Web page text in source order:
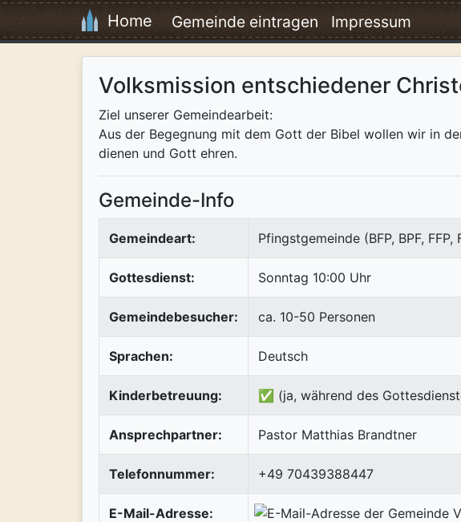
Home Gemeinde eintragen Impressum
Volksmission entschiedener
Ziel unserer Gemeindearbeit:
Aus der Begegnung mit dem Gott der Bibel wollen wir in
dienen und Gott ehren.
Gemeinde-Info
Gemeindeart: Pfingstgemeinde (BFP, BPF, FFP,
Gottesdienst: Sonntag 10:00 Uhr
Gemeindebesucher: ca. 10-50 Personen
Sprachen: Deutsch
Kinderbetreuung: ✅ (ja, während des
Ansprechpartner: Pastor Matthias Brandtner
Telefonnummer: +49 70439388447
E-Mail-Adresse: